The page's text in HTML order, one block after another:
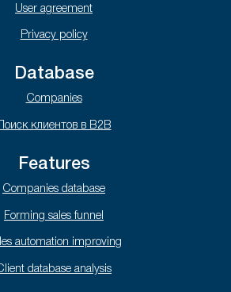
User agreement
Privacy policy
Database
Companies
Поиск клиентов в B2B
Features
Companies database
Forming sales funnel
automation improving
database analysis